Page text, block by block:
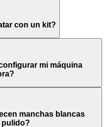
con un kit?
mi máquina
manchas blancas
pulido?